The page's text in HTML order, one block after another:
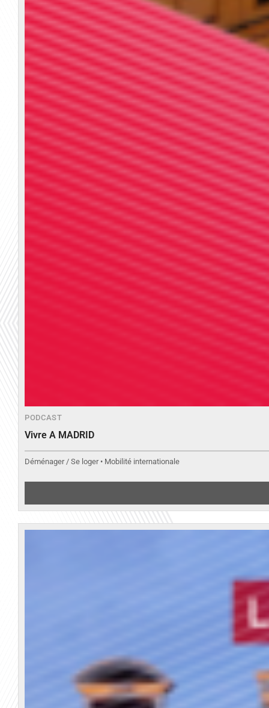
PODCAST
Vivre A MADRID
Déménager / Se loger • Mobilité internationale